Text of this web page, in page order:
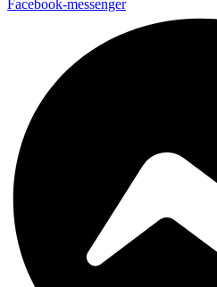
Facebook-messenger